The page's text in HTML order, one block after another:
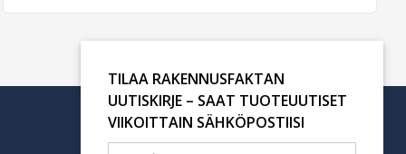
TILAA RAKENNUSFAKTAN
UUTISKIRJE – SAAT TUOTEUUTISET
VIIKOITTAIN SÄHKÖPOSTIISI